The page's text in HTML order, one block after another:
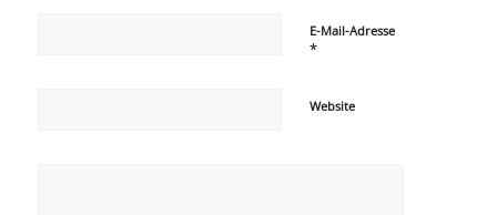
E-Mail-Adresse
*
Website